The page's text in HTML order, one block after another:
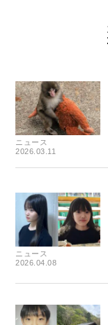
ニュース
2026.03.11
ニュース
2026.04.08